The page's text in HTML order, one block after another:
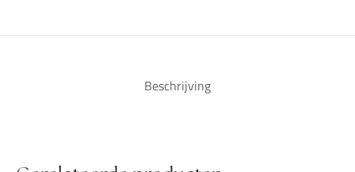
Beschrijving